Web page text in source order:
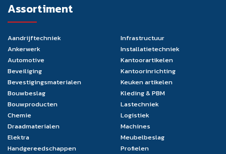
Assortiment
Aandrijftechniek
Ankerwerk
Automotive
Beveiliging
Bevestigingsmaterialen
Bouwbeslag
Bouwproducten
Chemie
Draadmaterialen
Elektra
Handgereedschappen
Infrastructuur
Installatietechniek
Kantoorartikelen
Kantoorinrichting
Keuken artikelen
Kleding & PBM
Lastechniek
Logistiek
Machines
Meubelbeslag
Profielen